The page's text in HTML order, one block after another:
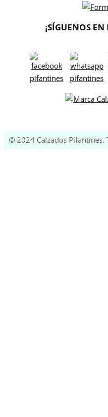
¡SÍGUENOS EN
© 2024 Calzados Pifantines.